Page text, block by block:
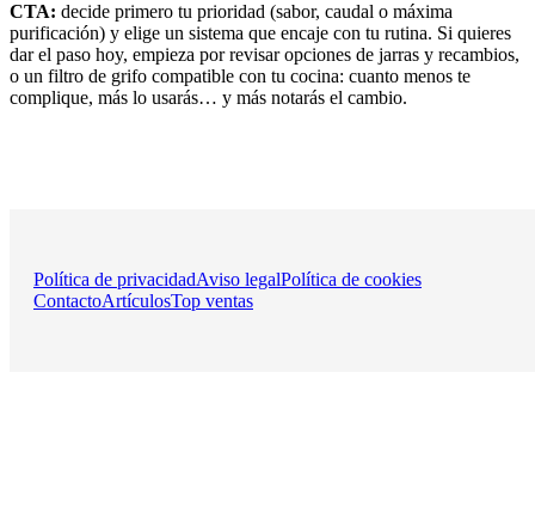
CTA: decide primero tu prioridad (sabor, caudal o máxima
purificación) y elige un sistema que encaje con tu rutina. Si quieres
dar el paso hoy, empieza por revisar opciones de jarras y recambios,
o un filtro de grifo compatible con tu cocina: cuanto menos te
complique, más lo usarás… y más notarás el cambio.
Política de privacidadAviso legalPolítica de cookies
ContactoArtículosTop ventas